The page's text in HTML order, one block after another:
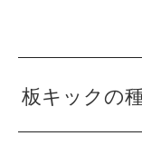
板キックの